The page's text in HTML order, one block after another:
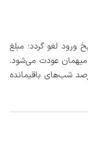
قبل از تاریخ ورود لغو گردد؛ مبلغ
درصد کارمزد به میهمان عودت می‌شود.
اینصورت اجاره شب اول بعلاوه حداکثر 15 درصد شب‌های باقیمانده